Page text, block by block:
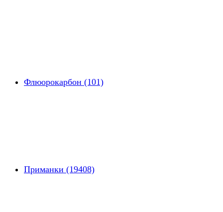
Флюорокарбон (101)
Приманки (19408)